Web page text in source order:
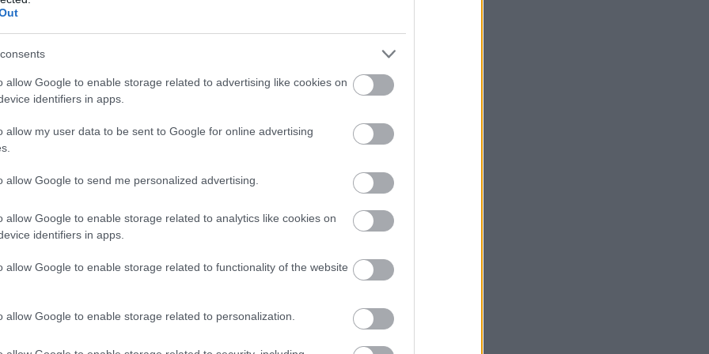
allow Google to enable storage related to advertising like cookies on
identifiers in apps.
allow my user data to be sent to Google for online advertising
allow Google to send me personalized advertising.
allow Google to enable storage related to analytics like cookies on
identifiers in apps.
allow Google to enable storage related to functionality of the website
allow Google to enable storage related to personalization.
να μην γνωρίζουν καν ότιβρίσκονται υπό
τον
εταιρικούςκαιστόλους ενοικιάσεων
χρήσης, το
των καταναλωτών, η ρυθμιστική σαφήνεια και η
με τον οποίο τα
ενεργοποιήσουν ή να συμπληρώσουν αυτόνομα